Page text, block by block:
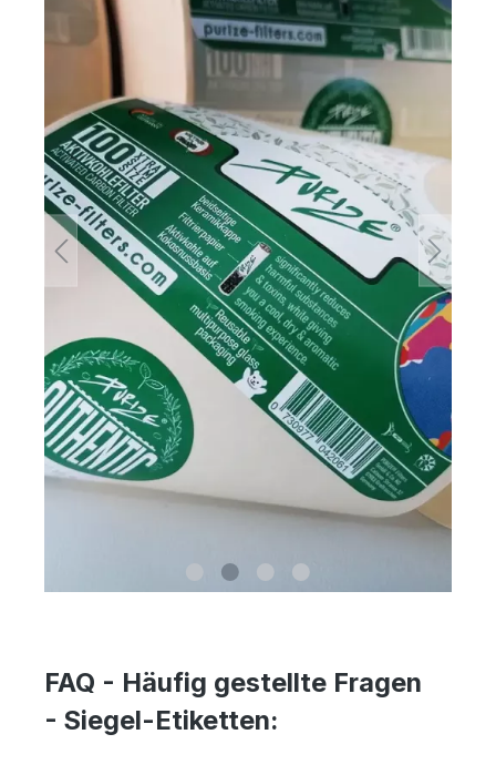
FAQ - Häufig gestellte Fragen
- Siegel-Etiketten: